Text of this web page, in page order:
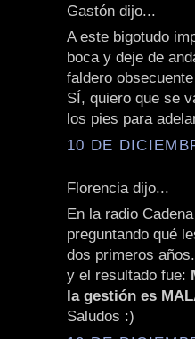
Gastón dijo...
A este bigotudo
boca y deje de
faldero
SÍ, quiero que se
los pies para
10 DE
Florencia dijo...
En la radio
preguntando qué
dos primeros
y el resultado fue:
la gestión es
Saludos :)